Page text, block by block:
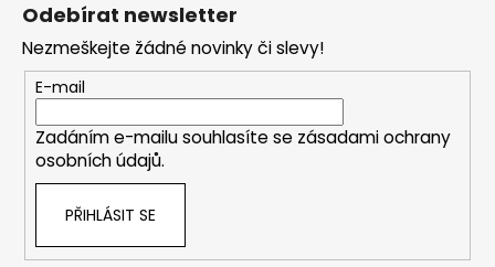
Odebírat newsletter
Nezmeškejte žádné novinky či slevy!
E-mail
Zadáním e-mailu souhlasíte se zásadami ochrany
osobních údajů.
PŘIHLÁSIT SE